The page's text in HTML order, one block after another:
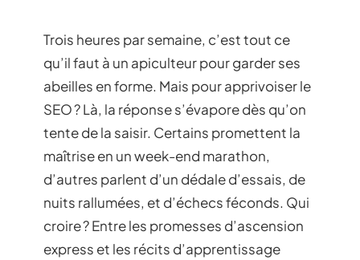
Trois heures par semaine, c’est tout ce
qu’il faut à un apiculteur pour garder ses
abeilles en forme. Mais pour apprivoiser le
SEO ? Là, la réponse s’évapore dès qu’on
tente de la saisir. Certains promettent la
maîtrise en un week-end marathon,
d’autres parlent d’un dédale d’essais, de
nuits rallumées, et d’échecs féconds. Qui
croire ? Entre les promesses d’ascension
express et les récits d’apprentissage